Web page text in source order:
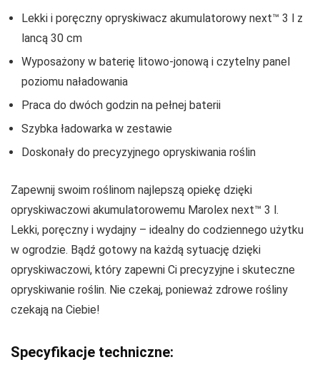
Lekki i poręczny opryskiwacz akumulatorowy next™ 3 l z
lancą 30 cm
Wyposażony w baterię litowo-jonową i czytelny panel
poziomu naładowania
Praca do dwóch godzin na pełnej baterii
Szybka ładowarka w zestawie
Doskonały do precyzyjnego opryskiwania roślin
Zapewnij swoim roślinom najlepszą opiekę dzięki
opryskiwaczowi akumulatorowemu Marolex next™ 3 l.
Lekki, poręczny i wydajny – idealny do codziennego użytku
w ogrodzie. Bądź gotowy na każdą sytuację dzięki
opryskiwaczowi, który zapewni Ci precyzyjne i skuteczne
opryskiwanie roślin. Nie czekaj, ponieważ zdrowe rośliny
czekają na Ciebie!
Specyfikacje techniczne: